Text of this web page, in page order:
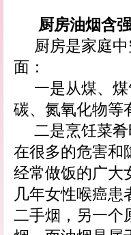
厨房油烟含
厨房是家庭
面：
一是从煤、
碳、氮氧化物等
二是烹饪菜
在很多的危害和
经常做饭的广大
几年女性喉癌患
二手烟，另一个